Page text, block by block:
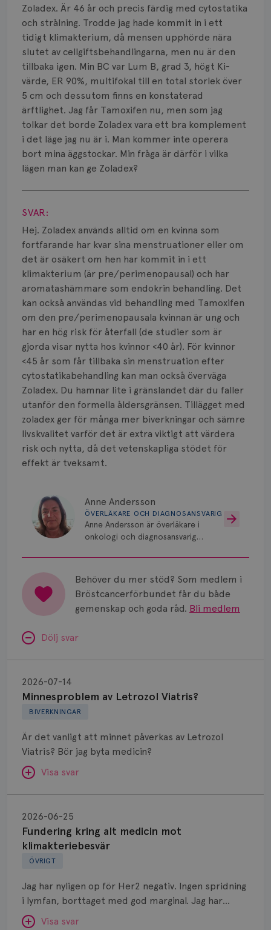
Zoladex. Är 46 år och precis färdig med cytostatika
och strålning. Trodde jag hade kommit in i ett
tidigt klimakterium, då mensen upphörde nära
slutet av cellgiftsbehandlingarna, men nu är den
tillbaka igen. Min BC var Lum B, grad 3, högt Ki-
värde, ER 90%, multifokal till en total storlek över
5 cm och dessutom finns en konstaterad
ärftlighet. Jag får Tamoxifen nu, men som jag
tolkar det borde Zoladex vara ett bra komplement
i det läge jag nu är i. Man kommer inte operera
bort mina äggstockar. Min fråga är därför i vilka
lägen man kan ge Zoladex?
Visa svar
SVAR:
Hej. Zoladex används alltid om en kvinna som
fortfarande har kvar sina menstruationer eller om
det är osäkert om hen har kommit in i ett
klimakterium (är pre/perimenopausal) och har
aromatashämmare som endokrin behandling. Det
kan också användas vid behandling med Tamoxifen
om den pre/perimenopausala kvinnan är ung och
har en hög risk för återfall (de studier som är
gjorda visar nytta hos kvinnor <40 år). För kvinnor
<45 år som får tillbaka sin menstruation efter
cytostatikabehandling kan man också överväga
Zoladex. Du hamnar lite i gränslandet där du faller
utanför den formella åldersgränsen. Tillägget med
zoladex ger för många mer biverkningar och sämre
livskvalitet varför det är extra viktigt att värdera
risk och nytta, då det vetenskapliga stödet för
effekt är tveksamt.
Anne Andersson
ÖVERLÄKARE OCH DIAGNOSANSVARIG
Anne Andersson är överläkare i
onkologi och diagnosansvarig
Universitetssjukhus i Umeå.
Behöver du mer stöd? Som medlem i
Bröstcancerförbundet får du både
gemenskap och goda råd. Bli medlem
Dölj svar
BIVERKNINGAR
Minnesproblem av Letrozol Viatris?
2026-07-14
Är det vanligt att minnet påverkas av Letrozol
Viatris? Bör jag byta medicin?
Visa svar
SVAR:
Hej. Oavsett vilken hormonsänkande behandling
(men även cytostatika) man får så kan en del
uppleva negativ påverkan på minnet. Prata din
märke eller annan aromatashämmare. Det kan ofta
vara bra att ha en paus först, för att se att
besvären blir bättre, men bäst är att prata med
Letrozol
Viatris?
ÖVRIGT
Fundering kring alt medicin mot
klimakteriebesvär
2026-06-25
Jag har nyligen op för Her2 negativ. Ingen spridning
i lymfan, borttaget med god marginal. Jag har
genomgått en 5 dagars strålning och är färdig
Visa svar
kring
medicin
Bröstvårta
Knöl
Läkemedel
Typ av bröstcancer
Smärta
Prognos
Risker
Vätska